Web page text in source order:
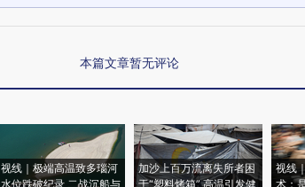
本篇文章暂无评论
视线｜极端高温致多瑙河
水位跌破纪录 二战沉船与
加沙上百万流离失所者困
于“塑料烤箱” 高温引发健
视线
术：